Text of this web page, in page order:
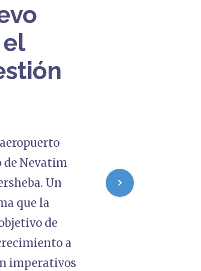
Nevatim
Un
que la
de
a
imperativos